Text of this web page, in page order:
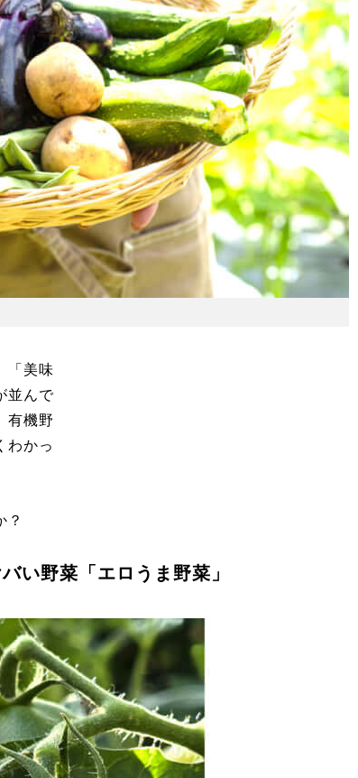
「美味
並んで
有機野
わかっ
？
い野菜「エロうま野菜」